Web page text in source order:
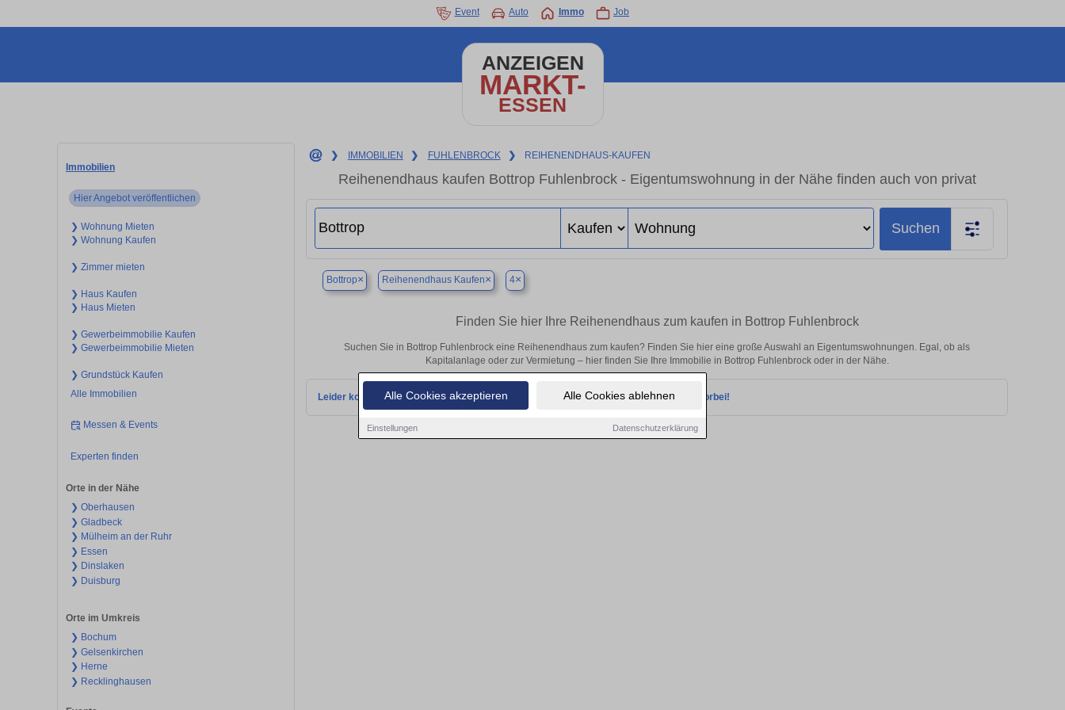
Alle Cookies akzeptieren Alle Cookies ablehnen
Einstellungen Datenschutzerklärung
Event Auto Immo Job
ANZEIGEN
MARKT-
ESSEN
Immobilien
Hier Angebot veröffentlichen
❯ Wohnung Mieten
❯ Wohnung Kaufen
❯ Zimmer mieten
❯ Haus Kaufen
❯ Haus Mieten
❯ Gewerbeimmobilie Kaufen
❯ Gewerbeimmobilie Mieten
❯ Grundstück Kaufen
Alle Immobilien
Messen & Events
Experten finden
Orte in der Nähe
❯ Oberhausen
❯ Gladbeck
❯ Mülheim an der Ruhr
❯ Essen
❯ Dinslaken
❯ Duisburg
Orte im Umkreis
❯ Bochum
❯ Gelsenkirchen
❯ Herne
❯ Recklinghausen
❯ IMMOBILIEN ❯ FUHLENBROCK ❯ REIHENENDHAUS-KAUFEN
Reihenendhaus kaufen Bottrop Fuhlenbrock - Eigentumswohnung in der Nähe finden auch von privat
Suchen
Bottrop× Reihenendhaus Kaufen× 4×
Finden Sie hier Ihre Reihenendhaus zum kaufen in Bottrop Fuhlenbrock
Suchen Sie in Bottrop Fuhlenbrock eine Reihenendhaus zum kaufen? Finden Sie hier eine große Auswahl an Eigentumswohnungen. Egal, ob als
Kapitalanlage oder zur Vermietung – hier finden Sie Ihre Immobilie in Bottrop Fuhlenbrock oder in der Nähe.
Leider konnten wir derzeit keine passenden Objekte finden. Schauen Sie bald wieder vorbei!